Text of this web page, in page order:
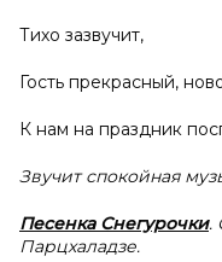
Тихо зазвучит,
Гость прекрасный,
К нам на праздник
Звучит спокойная
Песенка Снегурочки.
Парцхаладзе.